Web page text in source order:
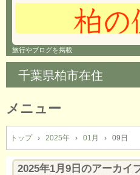
旅行やブログを掲載
千葉県柏市在住
メニュー
コ
ン
テ
ン
トップ › 2025年 › 01月 › 09日
2025年1月9日 のアーカイ